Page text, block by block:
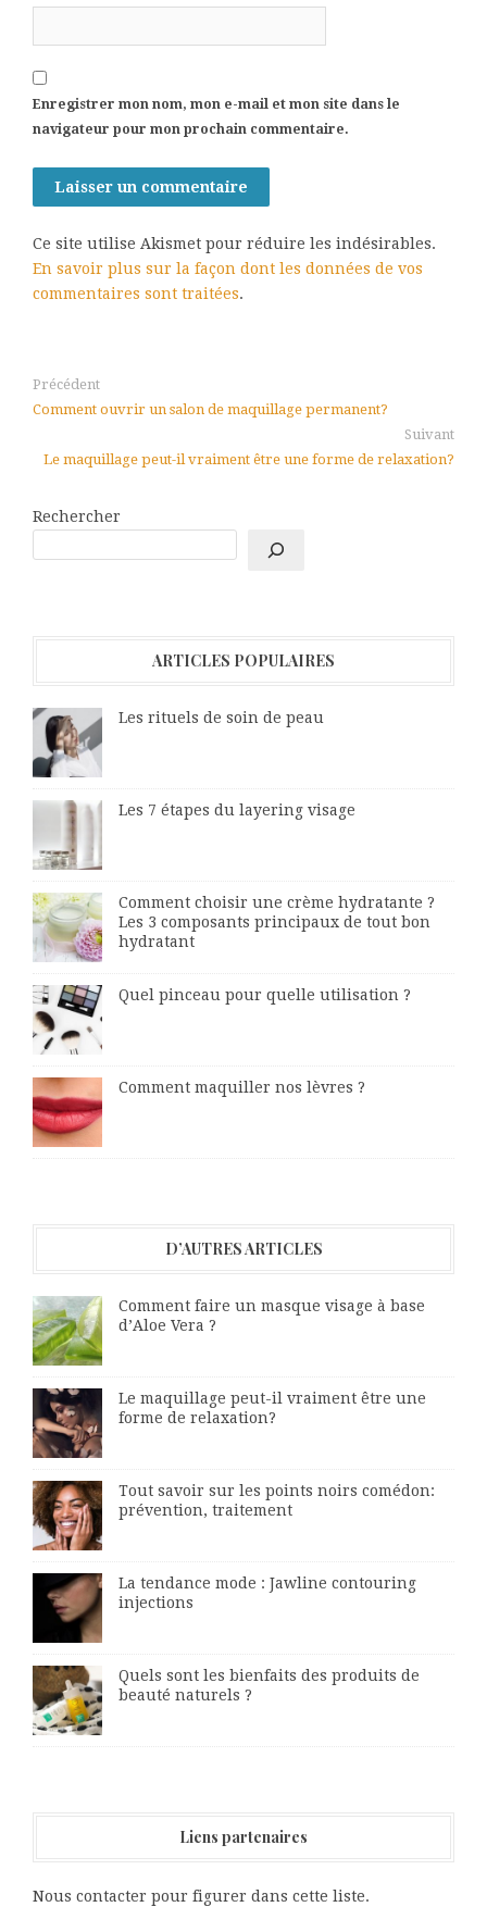
Enregistrer mon nom, mon e-mail et mon site dans le
navigateur pour mon prochain commentaire.
Ce site utilise Akismet pour réduire les indésirables.
En savoir plus sur la façon dont les données de vos
commentaires sont traitées.
Précédent
Comment ouvrir un salon de maquillage permanent?
Suivant
Le maquillage peut-il vraiment être une forme de relaxation?
Rechercher
ARTICLES POPULAIRES
Les rituels de soin de peau
Les 7 étapes du layering visage
Comment choisir une crème hydratante ?
Les 3 composants principaux de tout bon
hydratant
Quel pinceau pour quelle utilisation ?
Comment maquiller nos lèvres ?
D’AUTRES ARTICLES
Comment faire un masque visage à base
d’Aloe Vera ?
Le maquillage peut-il vraiment être une
forme de relaxation?
Tout savoir sur les points noirs comédon:
prévention, traitement
La tendance mode : Jawline contouring
injections
Quels sont les bienfaits des produits de
beauté naturels ?
Liens partenaires
Nous contacter pour figurer dans cette liste.